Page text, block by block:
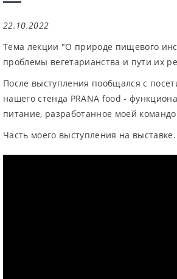
22.10.2022
Тема лекции "О природе пищевого
проблемы вегетарианства и пути их
После выступления пообщался с
нашего стенда PRANA food -
питание, разработанное моей
Часть моего выступления на выставке.